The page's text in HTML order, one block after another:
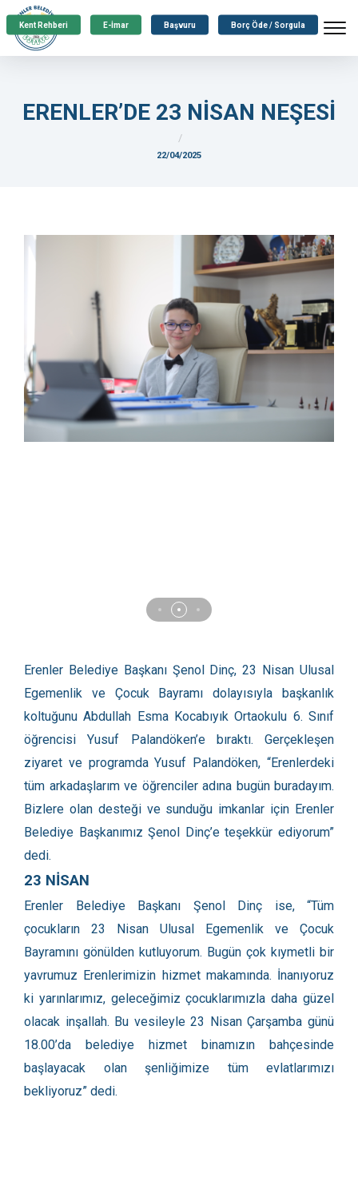
Kent Rehberi E-İmar Başvuru Borç Öde / Sorgula
ERENLER’DE 23 NİSAN NEŞESİ
22/04/2025
Erenler Belediye Başkanı Şenol Dinç, 23 Nisan Ulusal
Egemenlik ve Çocuk Bayramı dolayısıyla başkanlık
koltuğunu Abdullah Esma Kocabıyık Ortaokulu 6. Sınıf
öğrencisi Yusuf Palandöken’e bıraktı. Gerçekleşen
ziyaret ve programda Yusuf Palandöken, “Erenlerdeki
tüm arkadaşlarım ve öğrenciler adına bugün buradayım.
Bizlere olan desteği ve sunduğu imkanlar için Erenler
Belediye Başkanımız Şenol Dinç’e teşekkür ediyorum”
dedi.
23 NİSAN
Erenler Belediye Başkanı Şenol Dinç ise, “Tüm
çocukların 23 Nisan Ulusal Egemenlik ve Çocuk
Bayramını gönülden kutluyorum. Bugün çok kıymetli bir
yavrumuz Erenlerimizin hizmet makamında. İnanıyoruz
ki yarınlarımız, geleceğimiz çocuklarımızla daha güzel
olacak inşallah. Bu vesileyle 23 Nisan Çarşamba günü
18.00’da belediye hizmet binamızın bahçesinde
başlayacak olan şenliğimize tüm evlatlarımızı
bekliyoruz” dedi.